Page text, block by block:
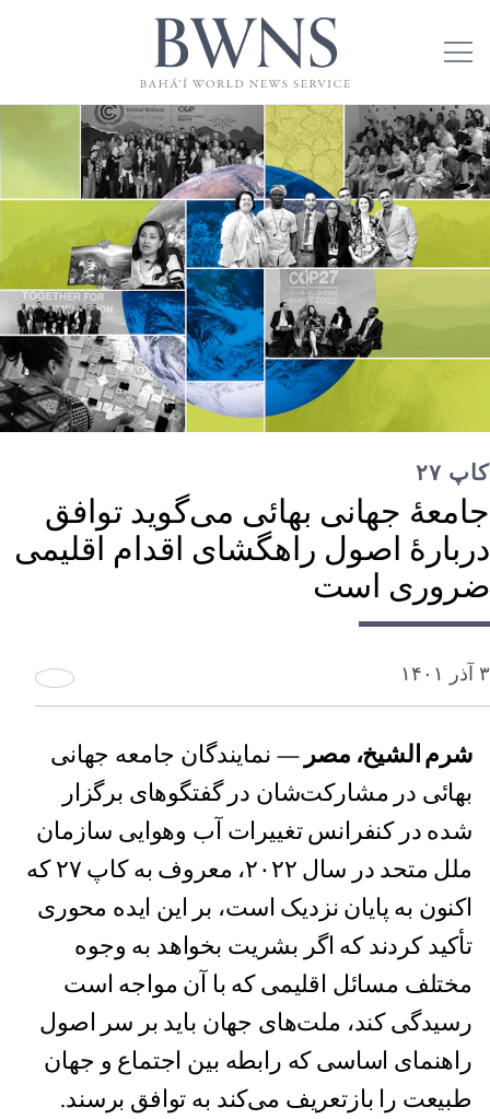
کاپ ۲۷
جامعهٔ جهانی بهائی می‌گوید توافق
دربارهٔ اصول راهگشای اقدام اقلیمی
ضروری است
۳ آذر ۱۴۰۱
شرم الشیخ، مصر — نمایندگان جامعه جهانی
بهائی در مشارکت‌شان در گفتگو‌های برگزار
شده در کنفرانس تغییرات آب‌ وهوایی سازمان
ملل متحد در سال ۲۰۲۲، معروف به کاپ ۲۷ که
اکنون به پایان نزدیک است، بر این ایده محوری
تأکید کردند که اگر بشریت بخواهد به وجوه
مختلف مسائل اقلیمی که با آن مواجه است
رسیدگی کند، ملت‌های جهان باید بر سر اصول
راهنمای اساسی که رابطه بین اجتماع و جهان
طبیعت را بازتعریف می‌کند به توافق برسند.